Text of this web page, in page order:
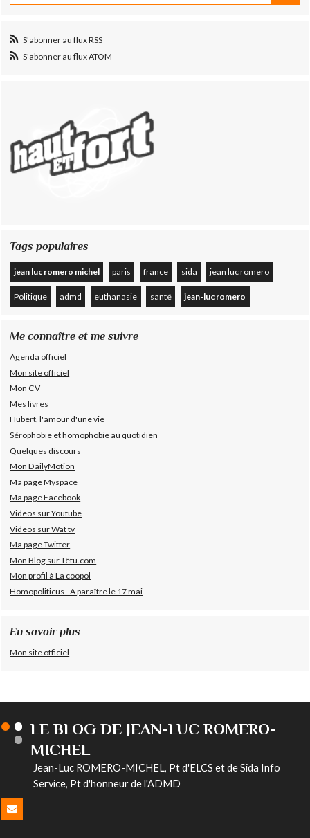
S'abonner au flux RSS
S'abonner au flux ATOM
Tags populaires
jean luc romero michel paris france sida jean luc romero
Politique admd euthanasie santé jean-luc romero
Me connaître et me suivre
Agenda officiel
Mon site officiel
Mon CV
Mes livres
Hubert, l'amour d'une vie
Sérophobie et homophobie au quotidien
Quelques discours
Mon DailyMotion
Ma page Myspace
Ma page Facebook
Videos sur Youtube
Videos sur Wat tv
Ma page Twitter
Mon Blog sur Têtu.com
Mon profil à La coopol
Homopoliticus - A paraître le 17 mai
En savoir plus
Mon site officiel
LE BLOG DE JEAN-LUC ROMERO-
MICHEL
Jean-Luc ROMERO-MICHEL, Pt d'ELCS et de Sida Info
Service, Pt d'honneur de l'ADMD